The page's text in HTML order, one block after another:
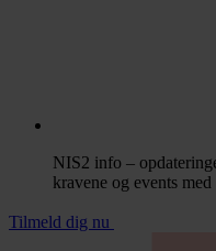
NIS2 info –
kravene og events
Tilmeld dig nu